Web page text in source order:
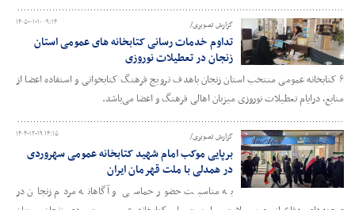
۱۴۰۵-۰۱-۱۰ ۰۹:۱۴ گزارش تصویری/
تداوم خدمات رسانی کتابخانه‌ های عمومی استان
زنجان در تعطیلات نوروزی
۶ کتابخانه عمومی منتخب استان زنجان باهدف ترویج فرهنگ کتابخوانی و استفاده اعضا از
منابع، درایام تعطیلات نوروزی میزبان اهالی فرهنگ و اعضا می‌باشد.
۱۴۰۴-۱۲-۱۹ ۱۴:۱۵ گزارش تصویری/
برپایی موکب امام شهید کتابخانه عمومی سهروردی
در همدلی با ملت قهرمان ایران
به مناسبت حضور حماسی و آگاهانه مردم زنجان در